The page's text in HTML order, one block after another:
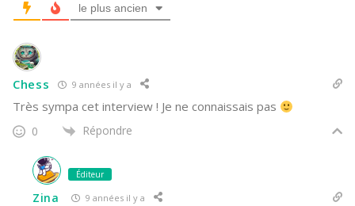
le plus ancien
Chess 9 années il y a
Très sympa cet interview ! Je ne connaissais pas
0 Répondre
Éditeur
Zina 9 années il y a